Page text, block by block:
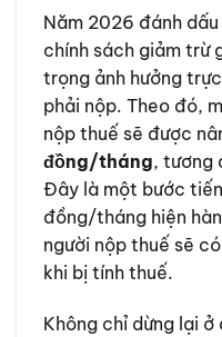
Năm 2026 đánh
chính sách giảm trừ
trọng ảnh hưởng
phải nộp. Theo đó,
nộp thuế sẽ được
đồng/tháng, tương
Đây là một bước tiến
đồng/tháng hiện
người nộp thuế sẽ
khi bị tính thuế.
Không chỉ dừng lại